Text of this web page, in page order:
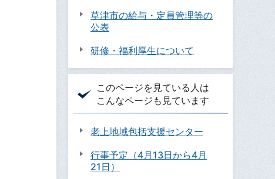
草津市の給与・定員管理等の
公表
研修・福利厚生について
このページを見ている人は
こんなページも見ています
老上地域包括支援センター
行事予定（4月13日から4月
21日）